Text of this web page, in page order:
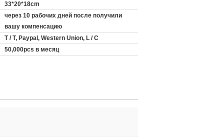
33*20*18cm
через 10 рабочих дней после получили
вашу компенсацию
T / T, Paypal, Western Union, L / C
50,000pcs в месяц